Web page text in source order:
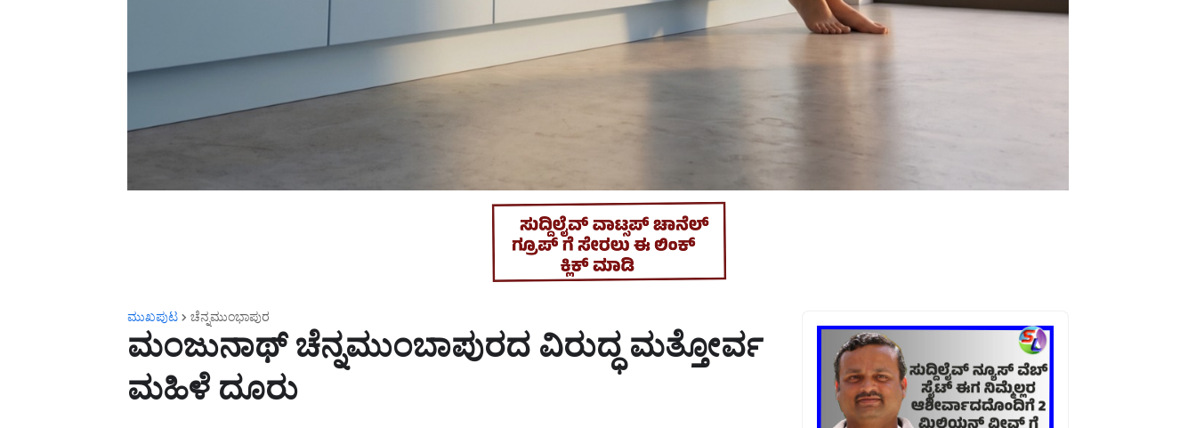
ಮುಖಪುಟ ಚೆನ್ನಮುಂಭಾಪುರ
ಮಂಜುನಾಥ್ ಚೆನ್ನಮುಂಬಾಪುರದ ವಿರುದ್ಧ ಮತ್ತೋರ್ವ
ಮಹಿಳೆ ದೂರು